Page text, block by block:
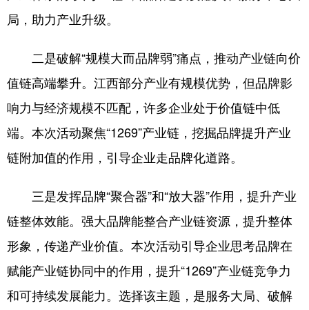
局，助力产业升级。
二是破解“规模大而品牌弱”痛点，推动产业链向价
值链高端攀升。江西部分产业有规模优势，但品牌影
响力与经济规模不匹配，许多企业处于价值链中低
端。本次活动聚焦“1269”产业链，挖掘品牌提升产业
链附加值的作用，引导企业走品牌化道路。
三是发挥品牌“聚合器”和“放大器”作用，提升产业
链整体效能。强大品牌能整合产业链资源，提升整体
形象，传递产业价值。本次活动引导企业思考品牌在
赋能产业链协同中的作用，提升“1269”产业链竞争力
和可持续发展能力。选择该主题，是服务大局、破解